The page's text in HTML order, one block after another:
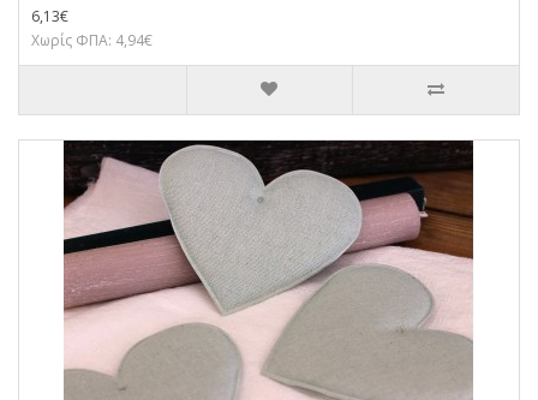
6,13€
Χωρίς ΦΠΑ: 4,94€